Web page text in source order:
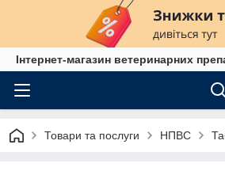
Інтернет-магазин ветеринарних
Товари та послуги НПВС